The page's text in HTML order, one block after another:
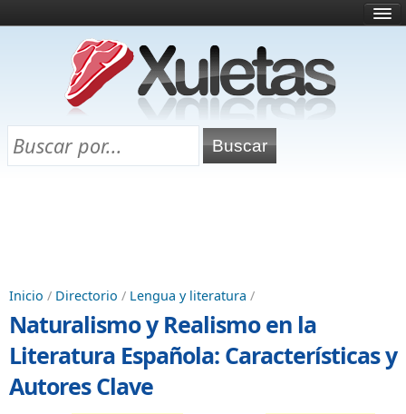
¿Qué es esto?
Directorio
Chuletas para exámenes
Inicio / Directorio / Lengua y literatura /
Naturalismo y Realismo en la
Literatura Española: Características y
Autores Clave